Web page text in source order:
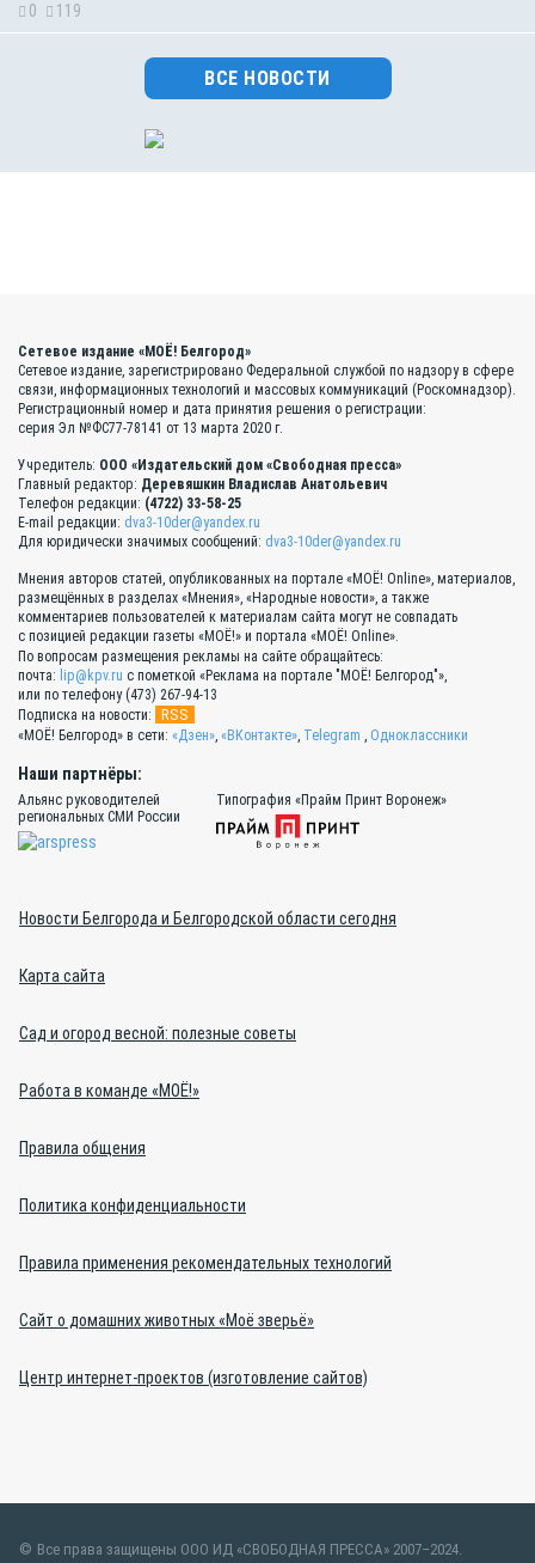
0 119
ВСЕ НОВОСТИ
Сетевое издание «МОЁ! Белгород»
Сетевое издание, зарегистрировано Федеральной службой по надзору в сфере
связи, информационных технологий и массовых коммуникаций (Роскомнадзор).
Регистрационный номер и дата принятия решения о регистрации:
серия Эл №ФС77-78141 от 13 марта 2020 г.
Учредитель: ООО «Издательский дом «Свободная пресса»
Главный редактор: Деревяшкин Владислав Анатольевич
Телефон редакции: (4722) 33-58-25
E-mail редакции: dva3-10der@yandex.ru
Для юридически значимых сообщений: dva3-10der@yandex.ru
Мнения авторов статей, опубликованных на портале «МОЁ! Online», материалов,
размещённых в разделах «Мнения», «Народные новости», а также
комментариев пользователей к материалам сайта могут не совпадать
с позицией редакции газеты «МОЁ!» и портала «МОЁ! Online».
По вопросам размещения рекламы на сайте обращайтесь:
почта: lip@kpv.ru с пометкой «Реклама на портале "МОЁ! Белгород"»,
или по телефону (473) 267-94-13
Подписка на новости:
RSS
«МОЁ! Белгород» в сети: «Дзен», «ВКонтакте», Telegram , Одноклассники
Наши партнёры:
Альянс руководителей
региональных СМИ России
Типография «Прайм Принт Воронеж»
Новости Белгорода и Белгородской области сегодня
Карта сайта
Сад и огород весной: полезные советы
Работа в команде «МОЁ!»
Правила общения
Политика конфиденциальности
Правила применения рекомендательных технологий
Сайт о домашних животных «Моё зверьё»
Центр интернет-проектов (изготовление сайтов)
Все права защищены ООО ИД «СВОБОДНАЯ ПРЕССА» 2007–2024.